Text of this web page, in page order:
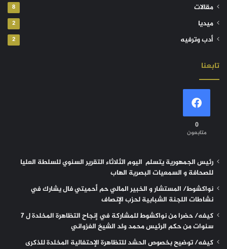
مقالات 8
ميديا 2
أدب وترفيه 2
تابعنا
0
متابعون
رئيس الجمهورية يتسلم اليوم الثلاثاء التقرير السنوي للسلطة العليا
للصحافة و السمعيات البصرية الهاب
نواكشوط/ المستشار و الخبير المالي حم أحميتي فال يشارك في
نشاطات اللجنة الشبابية لحزب الإنصاف
كيفه/ حضرا من نواكشوط للمشاركة في إنجاح التظاهرة المخلدة ل 7
سنوات من حكم الرئيس محمد ولد الشيخ الغزواني
كيفه/ توضيح بخصوص الحشد للتظاهرة الإحتفالية المخلدة للذكرى